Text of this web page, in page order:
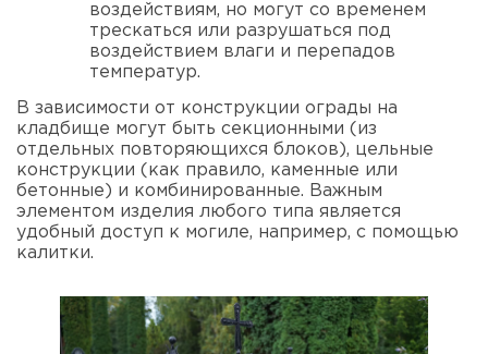
воздействиям, но могут со временем
трескаться или разрушаться под
воздействием влаги и перепадов
температур.
В зависимости от конструкции ограды на
кладбище могут быть секционными (из
отдельных повторяющихся блоков), цельные
конструкции (как правило, каменные или
бетонные) и комбинированные. Важным
элементом изделия любого типа является
удобный доступ к могиле, например, с помощью
калитки.